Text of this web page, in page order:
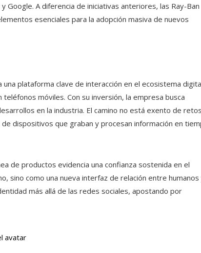
A diferencia de iniciativas anteriores, las Ray-Ban
esenciales para la adopción masiva de nuevos
plataforma clave de interacción en el ecosistema
móviles. Con su inversión, la empresa busca
en la industria. El camino no está exento de
dispositivos que graban y procesan información en
de productos evidencia una confianza sostenida en el
sino como una nueva interfaz de relación entre humanos
más allá de las redes sociales, apostando por